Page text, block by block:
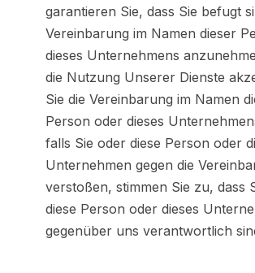
garantieren Sie, dass Sie befugt
Vereinbarung im Namen dieser
dieses Unternehmens
die Nutzung Unserer Dienste
Sie die Vereinbarung im Namen
Person oder dieses
falls Sie oder diese Person oder
Unternehmen gegen die
verstoßen, stimmen Sie zu, dass
diese Person oder dieses
gegenüber uns verantwortlich